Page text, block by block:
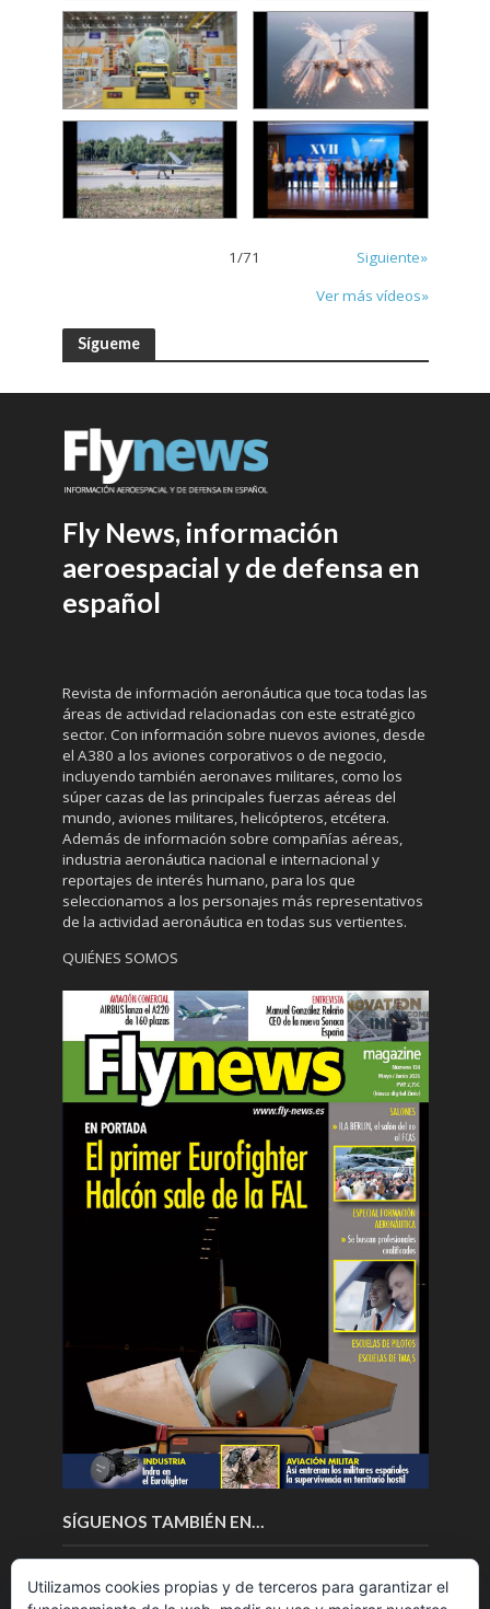
1/71
Siguiente»
Ver más vídeos»
Sígueme
Fly News, información
aeroespacial y de defensa en
español
Revista de información aeronáutica que toca todas las
áreas de actividad relacionadas con este estratégico
sector. Con información sobre nuevos aviones, desde
el A380 a los aviones corporativos o de negocio,
incluyendo también aeronaves militares, como los
súper cazas de las principales fuerzas aéreas del
mundo, aviones militares, helicópteros, etcétera.
Además de información sobre compañías aéreas,
industria aeronáutica nacional e internacional y
reportajes de interés humano, para los que
seleccionamos a los personajes más representativos
de la actividad aeronáutica en todas sus vertientes.
QUIÉNES SOMOS
SÍGUENOS TAMBIÉN EN…
Utilizamos cookies propias y de terceros para garantizar el